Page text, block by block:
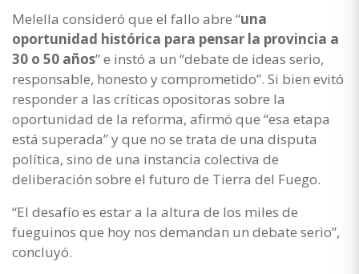
Melella consideró que el fallo abre “una
oportunidad histórica para pensar la provincia a
30 o 50 años” e instó a un “debate de ideas serio,
responsable, honesto y comprometido”. Si bien evitó
responder a las críticas opositoras sobre la
oportunidad de la reforma, afirmó que “esa etapa
está superada” y que no se trata de una disputa
política, sino de una instancia colectiva de
deliberación sobre el futuro de Tierra del Fuego.
“El desafío es estar a la altura de los miles de
fueguinos que hoy nos demandan un debate serio”,
concluyó.